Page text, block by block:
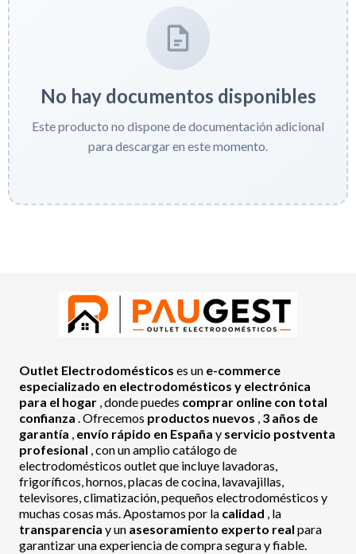
No hay documentos disponibles
Este producto no dispone de documentación adicional
para descargar en este momento.
Outlet Electrodomésticos es un e-commerce
especializado en electrodomésticos y electrónica
para el hogar , donde puedes comprar online con total
confianza . Ofrecemos productos nuevos , 3 años de
garantía , envío rápido en España y servicio postventa
profesional , con un amplio catálogo de
electrodomésticos outlet que incluye lavadoras,
frigoríficos, hornos, placas de cocina, lavavajillas,
televisores, climatización, pequeños electrodomésticos y
muchas cosas más. Apostamos por la calidad , la
transparencia y un asesoramiento experto real para
garantizar una experiencia de compra segura y fiable.